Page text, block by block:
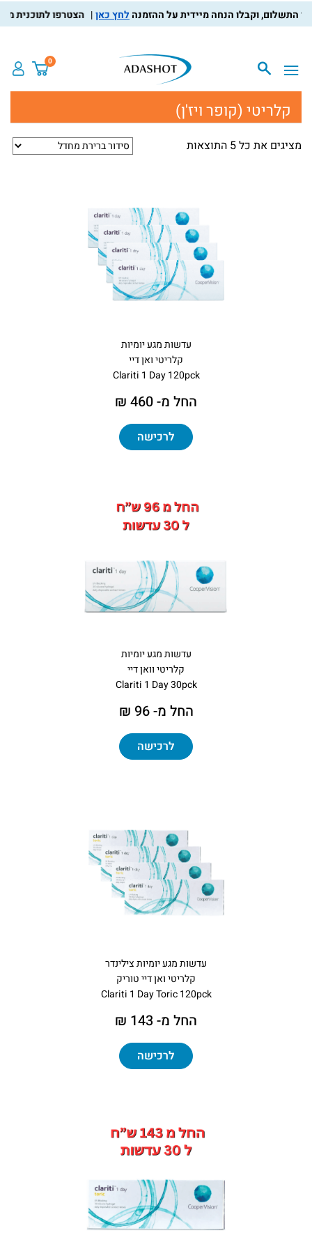
לחץ כאן הצטרפו לתוכנית
0
קלריטי (קופר ויז'ן)
מציגים את כל ⁦5⁩ התוצאות
עדשות מגע יומיות
קלריטי ואן דיי
Clariti 1 Day 120pck
החל מ- 460 ₪
לרכישה
עדשות מגע יומיות
קלריטי וואן דיי
Clariti 1 Day 30pck
החל מ- 96 ₪
לרכישה
עדשות מגע יומיות צילינדר
קלריטי ואן דיי טוריק
Clariti 1 Day Toric 120pck
החל מ- 143 ₪
לרכישה